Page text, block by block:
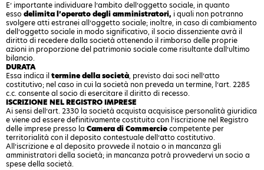
E’ importante individuare l’ambito dell’oggetto sociale, in quanto
esso delimita l’operato degli amministratori, i quali non potranno
svolgere atti estranei all’oggetto sociale; inoltre, in caso di cambiamento
dell’oggetto sociale in modo significativo, il socio dissenziente avrà il
diritto di recedere dalla società ottenendo il rimborso delle proprie
azioni in proporzione del patrimonio sociale come risultante dall’ultimo
bilancio.
DURATA
Essa indica iltermine della società, previsto dai soci nell’atto
costitutivo; nel caso in cui la società non preveda un termine, l’art. 2285
c.c. consente al socio di esercitare il diritto di recesso.
ISCRIZIONE NEL REGISTRO IMPRESE
Ai sensi dell’art. 2330 la società acquista acquisisce personalità giuridica
e viene ad essere definitivamente costituita con l’iscrizione nel Registro
delle imprese presso la Camera di Commerciocompetente per
territorialità con il deposito contestuale dell’atto costitutivo.
All’iscrizione e al deposito provvede il notaio o in mancanza gli
amministratori della società; in mancanza potrà provvedervi un socio a
spese della società.